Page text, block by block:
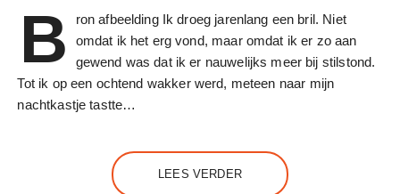
B
ron afbeelding Ik droeg jarenlang een bril. Niet
omdat ik het erg vond, maar omdat ik er zo aan
gewend was dat ik er nauwelijks meer bij stilstond.
Tot ik op een ochtend wakker werd, meteen naar mijn
nachtkastje tastte…
LEES VERDER